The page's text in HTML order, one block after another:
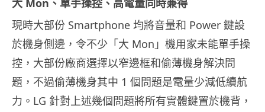
大 Mon、單手操控、高電量同時兼得
現時大部份 Smartphone 均將音量和 Power 鍵設
於機身側邊，令不少「大 Mon」機用家未能單手操
控，大部份廠商選擇以窄邊框和偷薄機身解決問
題，不過偷薄機身其中 1 個問題是電量少減低續航
力。LG 針對上述幾個問題將所有實體鍵置於機背，